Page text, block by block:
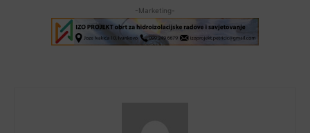
-Marketing-